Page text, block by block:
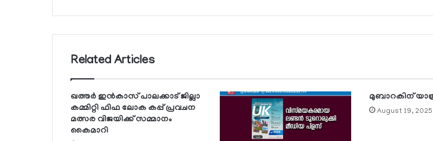
Related Articles
ഖത്തര്‍ ഇന്‍കാസ് പാലക്കാട് ജില്ലാ
കമ്മിറ്റി ഫിഫ ലോക കപ്പ് പ്രവചന
മത്സര വിജയിക്ക് സമ്മാനം
കൈമാറി
മുബാറകിന്
August 19, 2025